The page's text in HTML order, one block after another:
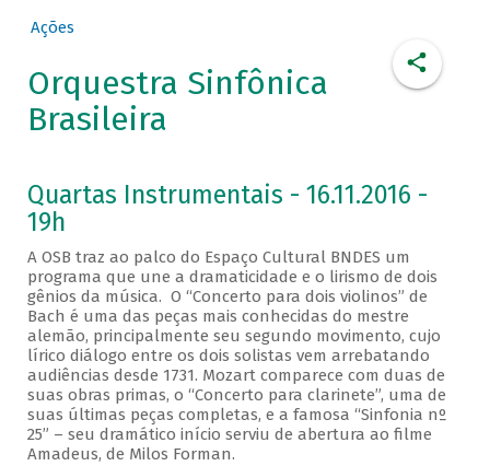
Ações
Orquestra Sinfônica
Brasileira
Quartas Instrumentais - 16.11.2016 -
19h
A OSB traz ao palco do Espaço Cultural BNDES um
programa que une a dramaticidade e o lirismo de dois
gênios da música. O “Concerto para dois violinos” de
Bach é uma das peças mais conhecidas do mestre
alemão, principalmente seu segundo movimento, cujo
lírico diálogo entre os dois solistas vem arrebatando
audiências desde 1731. Mozart comparece com duas de
suas obras primas, o “Concerto para clarinete”, uma de
suas últimas peças completas, e a famosa “Sinfonia nº
25” – seu dramático início serviu de abertura ao filme
Amadeus, de Milos Forman.